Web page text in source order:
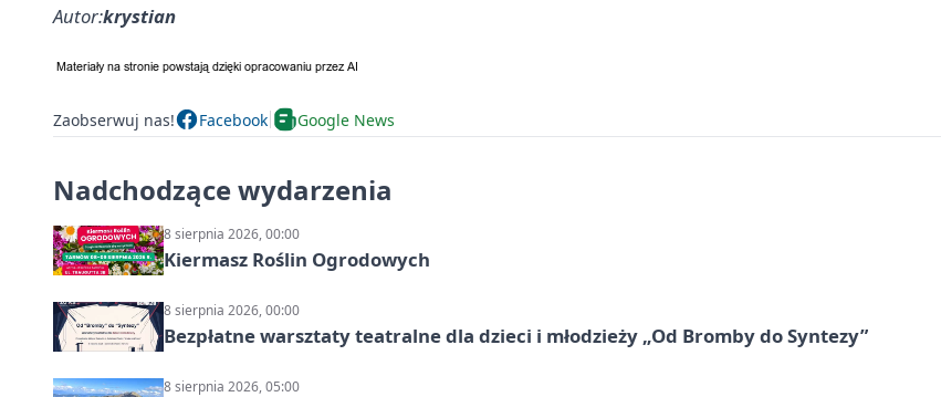
Autor:krystian
Zaobserwuj nas! Facebook Google News
Nadchodzące wydarzenia
8 sierpnia 2026, 00:00
Kiermasz Roślin Ogrodowych
8 sierpnia 2026, 00:00
Bezpłatne warsztaty teatralne dla dzieci i młodzieży „Od Bromby do Syntezy”
8 sierpnia 2026, 05:00